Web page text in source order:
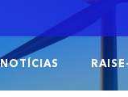
NOTÍCIAS